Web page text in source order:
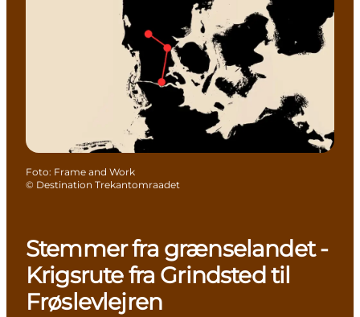
Overnatning
Planlæg din rejse
Stemmer fra grænselandet -
Krigsrute fra Grindsted til
Frøslevlejren
Foto: Frame and Work
© Destination Trekantomraadet